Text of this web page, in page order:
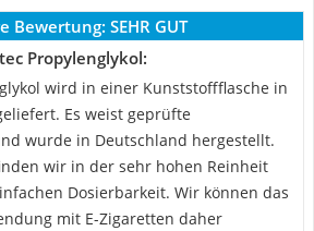
Bewertung: SEHR GUT
Propylenglykol:
wird in einer Kunststoffflasche in
Es weist geprüfte
wurde in Deutschland hergestellt.
wir in der sehr hohen Reinheit
Dosierbarkeit. Wir können das
mit E-Zigaretten daher